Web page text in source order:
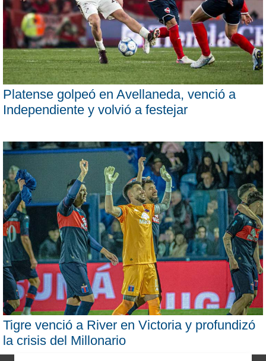
Platense golpeó en Avellaneda, venció a
Independiente y volvió a festejar
Tigre venció a River en Victoria y profundizó
la crisis del Millonario